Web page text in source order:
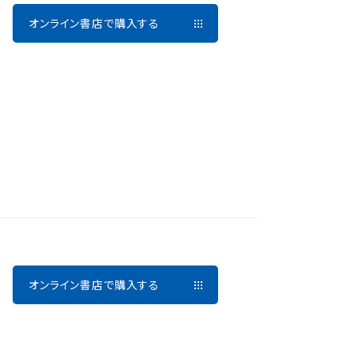
オンライン書店で購入する
オンライン書店で購入する